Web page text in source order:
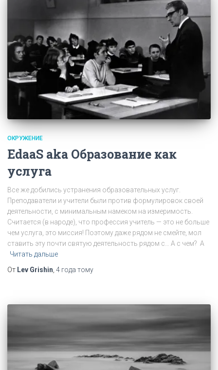
ОКРУЖЕНИЕ
EdaaS aka Образование как
услуга
Все же добились устранения образовательных услуг.
Преподаватели и учители были против формулировок своей
деятельности, с минимальным намеком на измеримость.
Считается (в народе), что профессия учитель — это не больше
чем услуга, это миссия! Поэтому даже рядом не смейте, мол
ставить эту почти святую деятельность рядом с… А с чем? А
Читать дальше
От Lev Grishin, 4 года тому